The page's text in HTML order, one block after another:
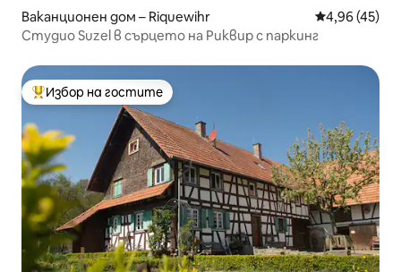
Ваканционен дом – Riquewihr Средна
4,96 (45)
Студио Suzel в сърцето на Риквир с паркинг
Най-популярен избор на гостите
Избор на гостите